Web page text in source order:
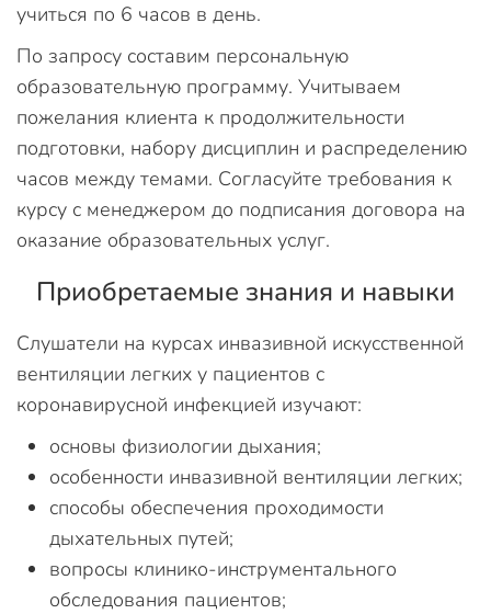
учиться по 6 часов в день.
По запросу составим персональную
образовательную программу. Учитываем
пожелания клиента к продолжительности
подготовки, набору дисциплин и распределению
часов между темами. Согласуйте требования к
курсу с менеджером до подписания договора на
оказание образовательных услуг.
Приобретаемые знания и навыки
Слушатели на курсах инвазивной искусственной
вентиляции легких у пациентов с
коронавирусной инфекцией изучают:
основы физиологии дыхания;
особенности инвазивной вентиляции легких;
способы обеспечения проходимости
дыхательных путей;
вопросы клинико-инструментального
обследования пациентов;